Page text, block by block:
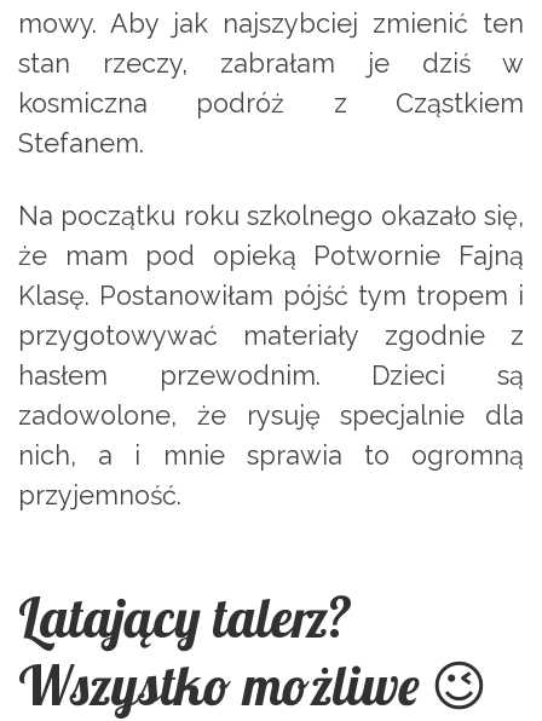
mowy. Aby jak najszybciej zmienić ten
stan rzeczy, zabrałam je dziś w
kosmiczna podróż z Cząstkiem
Stefanem.
Na początku roku szkolnego okazało się,
że mam pod opieką Potwornie Fajną
Klasę. Postanowiłam pójść tym tropem i
przygotowywać materiały zgodnie z
hasłem przewodnim. Dzieci są
zadowolone, że rysuję specjalnie dla
nich, a i mnie sprawia to ogromną
przyjemność.
Latający talerz?
Wszystko możliwe 😉